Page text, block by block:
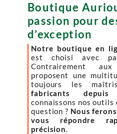
Boutique
passion pour
d’exception
Notre boutique en
est choisi avec
Contrairement
proposent une
toujours les
fabricants depuis
connaissons nos outils
question ? Nous
vous répondre
précision.